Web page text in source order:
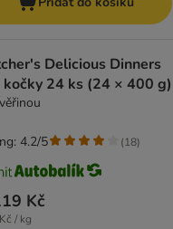
Delicious Dinners
kočky 24 ks (24 × 400 g)
Kč
/ kg
4.2/5 (18)